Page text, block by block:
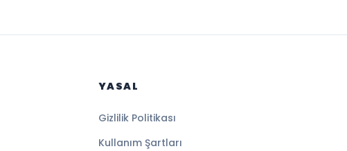
YASAL
Gizlilik Politikası
Kullanım Şartları